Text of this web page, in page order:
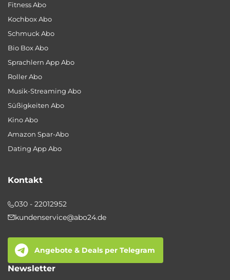
Fitness Abo
Kochbox Abo
Schmuck Abo
Bio Box Abo
Sprachlern App Abo
Roller Abo
Musik-Streaming Abo
Süßigkeiten Abo
Kino Abo
Amazon Spar-Abo
Dating App Abo
Kontakt
030 - 22012952
kundenservice@abo24.de
Angebote & Deals per Telegram
Newsletter